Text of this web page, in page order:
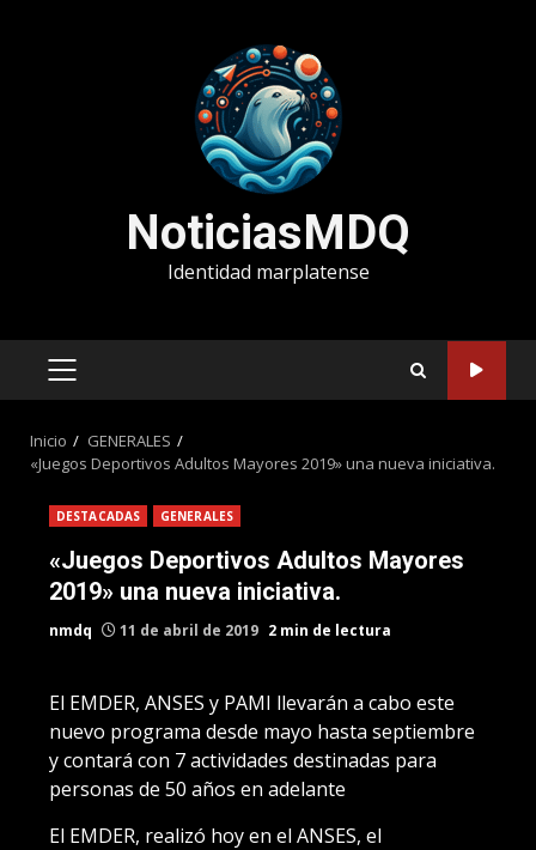
NoticiasMDQ
Identidad marplatense
MENÚ
Inicio
GENERALES
«Juegos Deportivos Adultos Mayores 2019» una nueva iniciativa.
DESTACADAS GENERALES
«Juegos Deportivos Adultos Mayores
2019» una nueva iniciativa.
nmdq 11 de abril de 2019 2 min de lectura
El EMDER, ANSES y PAMI llevarán a cabo este
nuevo programa desde mayo hasta septiembre
y contará con 7 actividades destinadas para
personas de 50 años en adelante
El EMDER, realizó hoy en el ANSES, el